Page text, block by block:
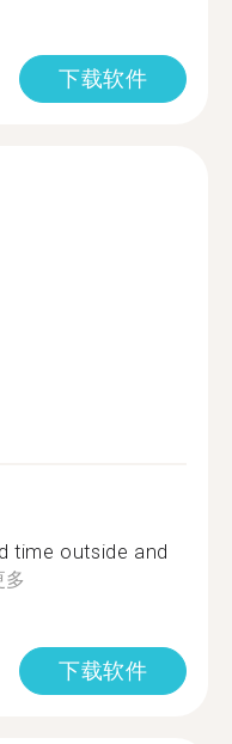
下载软件
time outside and
多
下载软件